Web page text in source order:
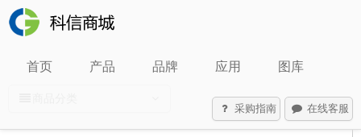
首页 产品 品牌 应用 图库
采购指南 在线客服